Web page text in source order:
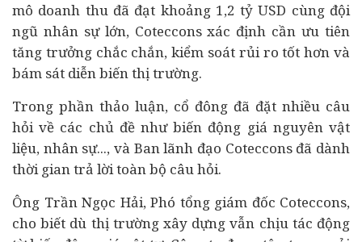
mô doanh thu đã đạt khoảng 1,2 tỷ USD cùng đội
ngũ nhân sự lớn, Coteccons xác định cần ưu tiên
tăng trưởng chắc chắn, kiểm soát rủi ro tốt hơn và
bám sát diễn biến thị trường.
Trong phần thảo luận, cổ đông đã đặt nhiều câu
hỏi về các chủ đề như biến động giá nguyên vật
liệu, nhân sự..., và Ban lãnh đạo Coteccons đã dành
thời gian trả lời toàn bộ câu hỏi.
Ông Trần Ngọc Hải, Phó tổng giám đốc Coteccons,
cho biết dù thị trường xây dựng vẫn chịu tác động